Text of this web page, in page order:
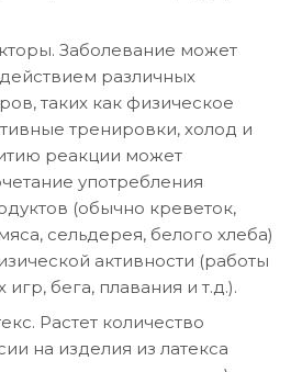
Заболевание может
различных
таких как физическое
тренировки, холод и
реакции может
употребления
(обычно креветок,
сельдерея, белого хлеба)
активности (работы
бега, плавания и т.д.).
Растет количество
на изделия из латекса